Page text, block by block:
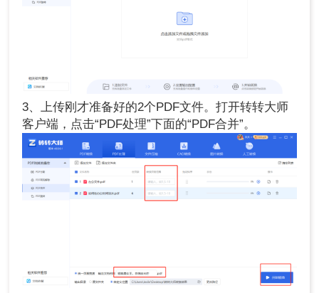
3、上传刚才准备好的2个PDF文件。打开转转大师
客户端，点击“PDF处理”下面的“PDF合并”。